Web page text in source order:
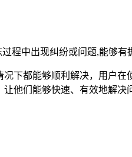
程中出现纠纷或问题,能够有
下都能够顺利解决，用户在
他们能够快速、有效地解决